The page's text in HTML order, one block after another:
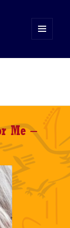
WIDGETS
Me –